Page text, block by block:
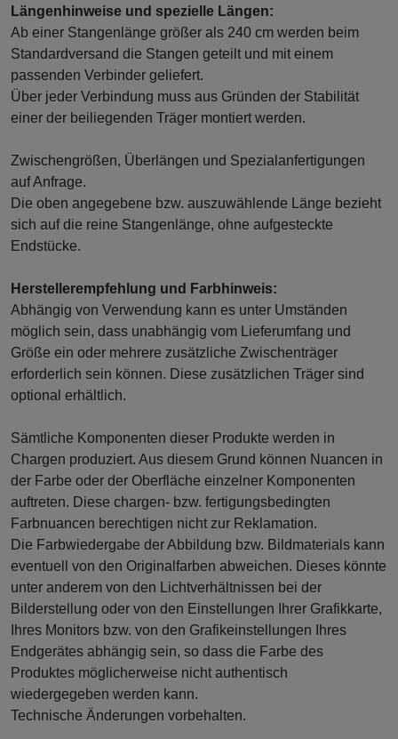
Längenhinweise und spezielle Längen:
Ab einer Stangenlänge größer als 240 cm werden beim
Standardversand die Stangen geteilt und mit einem
passenden Verbinder geliefert.
Über jeder Verbindung muss aus Gründen der Stabilität
einer der beiliegenden Träger montiert werden.
Zwischengrößen, Überlängen und Spezialanfertigungen
auf Anfrage.
Die oben angegebene bzw. auszuwählende Länge bezieht
sich auf die reine Stangenlänge, ohne aufgesteckte
Endstücke.
Herstellerempfehlung und Farbhinweis:
Abhängig von Verwendung kann es unter Umständen
möglich sein, dass unabhängig vom Lieferumfang und
Größe ein oder mehrere zusätzliche Zwischenträger
erforderlich sein können. Diese zusätzlichen Träger sind
optional erhältlich.
Sämtliche Komponenten dieser Produkte werden in
Chargen produziert. Aus diesem Grund können Nuancen in
der Farbe oder der Oberfläche einzelner Komponenten
auftreten. Diese chargen- bzw. fertigungsbedingten
Farbnuancen berechtigen nicht zur Reklamation.
Die Farbwiedergabe der Abbildung bzw. Bildmaterials kann
eventuell von den Originalfarben abweichen. Dieses könnte
unter anderem von den Lichtverhältnissen bei der
Bilderstellung oder von den Einstellungen Ihrer Grafikkarte,
Ihres Monitors bzw. von den Grafikeinstellungen Ihres
Endgerätes abhängig sein, so dass die Farbe des
Produktes möglicherweise nicht authentisch
wiedergegeben werden kann.
Technische Änderungen vorbehalten.